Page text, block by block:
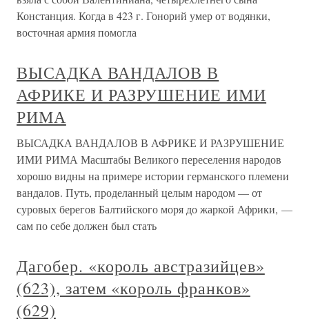
Констанция. Когда в 423 г. Гонорий умер от водянки,
восточная армия помогла
ВЫСАДКА ВАНДАЛОВ В
АФРИКЕ И РАЗРУШЕНИЕ ИМИ
РИМА
ВЫСАДКА ВАНДАЛОВ В АФРИКЕ И РАЗРУШЕНИЕ
ИМИ РИМА Масштабы Великого переселения народов
хорошо видны на примере истории германского племени
вандалов. Путь, проделанный целым народом — от
суровых берегов Балтийского моря до жаркой Африки, —
сам по себе должен был стать
Дагобер. «король австразийцев»
(623), затем «король франков»
(629)